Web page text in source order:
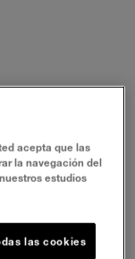
EDITION
acepta que las
la navegación del
estudios
las cookies